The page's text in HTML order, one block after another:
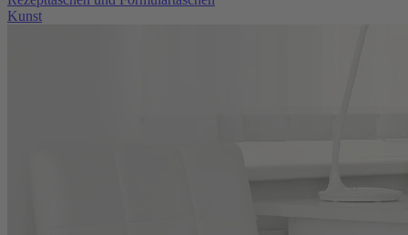
Kunst